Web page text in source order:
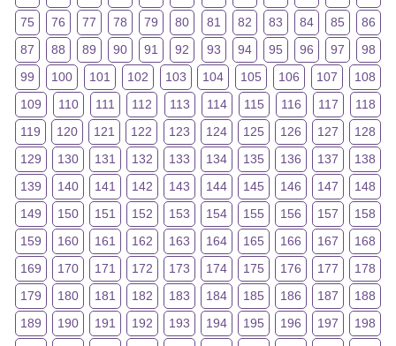
75
76 77 78 79 80 81 82 83 84 85
86
87
88 89 90 91 92 93 94 95 96 97
98
99
100 101 102 103 104 105 106 107
108
109
110 111 112 113 114 115 116 117
118
119
120 121 122 123 124 125 126 127
128
129
130 131 132 133 134 135 136 137
138
139
140 141 142 143 144 145 146 147
148
149
150 151 152 153 154 155 156 157
158
159
160 161 162 163 164 165 166 167
168
169
170 171 172 173 174 175 176 177
178
179
180 181 182 183 184 185 186 187
188
189
190 191 192 193 194 195 196 197
198